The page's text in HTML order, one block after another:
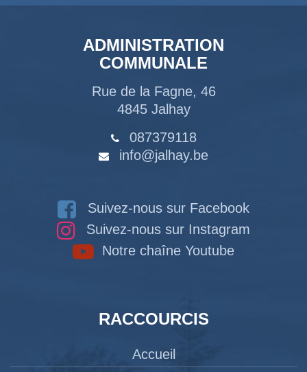
ADMINISTRATION
COMMUNALE
Rue de la Fagne, 46
4845 Jalhay
087379118
info@jalhay.be
Suivez-nous sur Facebook
Suivez-nous sur Instagram
Notre chaîne Youtube
RACCOURCIS
Accueil